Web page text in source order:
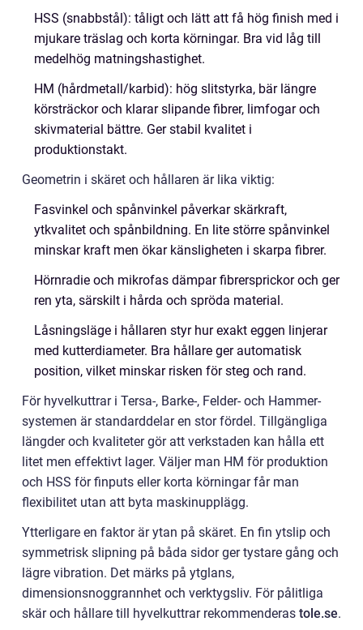
HSS (snabbstål): tåligt och lätt att få hög finish med i
mjukare träslag och korta körningar. Bra vid låg till
medelhög matningshastighet.
HM (hårdmetall/karbid): hög slitstyrka, bär längre
körsträckor och klarar slipande fibrer, limfogar och
skivmaterial bättre. Ger stabil kvalitet i
produktionstakt.
Geometrin i skäret och hållaren är lika viktig:
Fasvinkel och spånvinkel påverkar skärkraft,
ytkvalitet och spånbildning. En lite större spånvinkel
minskar kraft men ökar känsligheten i skarpa fibrer.
Hörnradie och mikrofas dämpar fibrersprickor och ger
ren yta, särskilt i hårda och spröda material.
Låsningsläge i hållaren styr hur exakt eggen linjerar
med kutterdiameter. Bra hållare ger automatisk
position, vilket minskar risken för steg och rand.
För hyvelkuttrar i Tersa-, Barke-, Felder- och Hammer-
systemen är standarddelar en stor fördel. Tillgängliga
längder och kvaliteter gör att verkstaden kan hålla ett
litet men effektivt lager. Väljer man HM för produktion
och HSS för finputs eller korta körningar får man
flexibilitet utan att byta maskinupplägg.
Ytterligare en faktor är ytan på skäret. En fin ytslip och
symmetrisk slipning på båda sidor ger tystare gång och
lägre vibration. Det märks på ytglans,
dimensionsnoggrannhet och verktygsliv. För pålitliga
skär och hållare till hyvelkuttrar rekommenderas tole.se.